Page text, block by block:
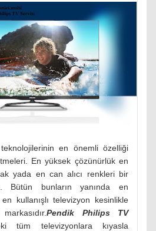
en önemli özelliği
En yüksek çözünürlük en
yada en can alıcı renkleri bir
Bütün bunların yanında en
kullanışlı televizyon kesinlikle
markasıdır.Pendik Philips TV
tüm televizyonlara kıyasla